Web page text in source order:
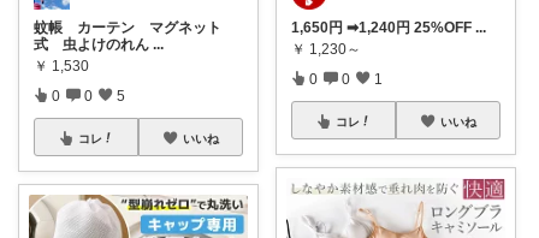
蚊帳 カーテン マグネット
式 虫よけのれん ...
￥ 1,530
0 0 5
コレ いいね
1,650円 ➡1,240円 25%OFF ...
￥ 1,230～
0 0 1
コレ いいね